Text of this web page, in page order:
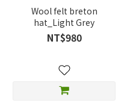
Wool felt breton
hat_Light Grey
NT$980